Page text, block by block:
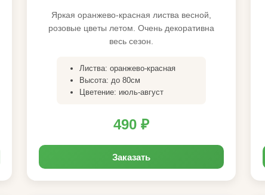
Яркая оранжево-красная листва весной,
розовые цветы летом. Очень декоративна
весь сезон.
Листва: оранжево-красная
Высота: до 80см
Цветение: июль-август
490 ₽
Заказать